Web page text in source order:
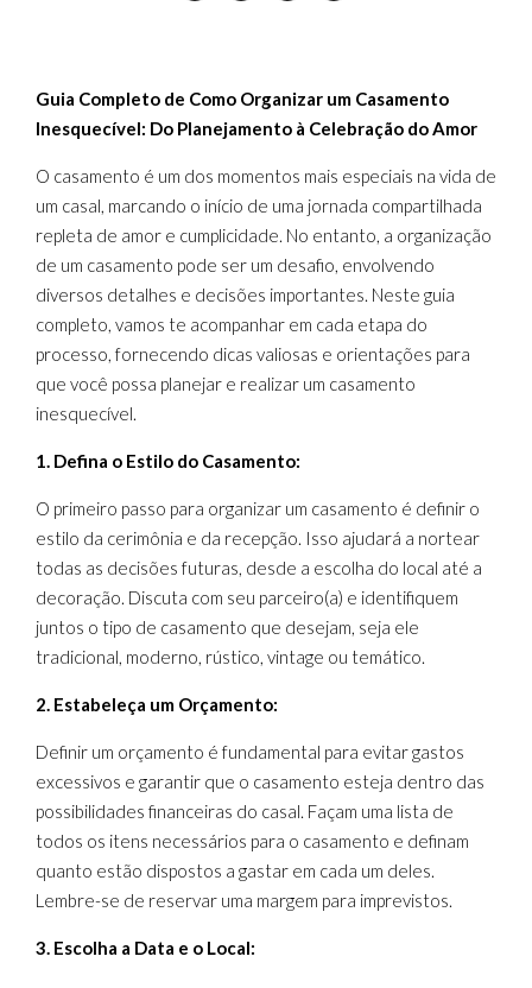
Guia Completo de Como Organizar um Casamento
Inesquecível: Do Planejamento à Celebração do Amor
O casamento é um dos momentos mais especiais na vida de
um casal, marcando o início de uma jornada compartilhada
repleta de amor e cumplicidade. No entanto, a organização
de um casamento pode ser um desafio, envolvendo
diversos detalhes e decisões importantes. Neste guia
completo, vamos te acompanhar em cada etapa do
processo, fornecendo dicas valiosas e orientações para
que você possa planejar e realizar um casamento
inesquecível.
1. Defina o Estilo do Casamento:
O primeiro passo para organizar um casamento é definir o
estilo da cerimônia e da recepção. Isso ajudará a nortear
todas as decisões futuras, desde a escolha do local até a
decoração. Discuta com seu parceiro(a) e identifiquem
juntos o tipo de casamento que desejam, seja ele
tradicional, moderno, rústico, vintage ou temático.
2. Estabeleça um Orçamento:
Definir um orçamento é fundamental para evitar gastos
excessivos e garantir que o casamento esteja dentro das
possibilidades financeiras do casal. Façam uma lista de
todos os itens necessários para o casamento e definam
quanto estão dispostos a gastar em cada um deles.
Lembre-se de reservar uma margem para imprevistos.
3. Escolha a Data e o Local: